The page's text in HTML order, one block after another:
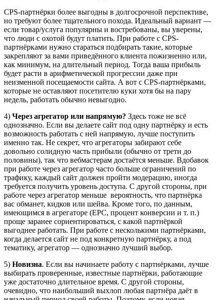
CPS-партнёрки более выгодны в долгосрочной перспективе,
но требуют более тщательного похода. Идеальный вариант —
если товар/услуга популярны и востребованы, вы уверены,
что люди с охотой будут платить. При работе с CPS-
партнёрками нужно стараться подбирать такие, которые
закрепляют за вами приведённого клиента пожизненно или,
как минимум, на длительный период. Тогда ваша прибыль
будет расти в арифметической прогрессии даже при
неизменной посещаемости сайта. А вот с CPS-партнёрками,
которые не оставляют посетителю куки хотя бы на пару
недель, работать обычно невыгодно.
4) Через агрегатор или напрямую? Здесь тоже не всё
однозначно. Если вы делаете сайт под одну партнёрку и есть
возможность работать с ней напрямую, лучше поступить
именно так. Не секрет, что агрегаторы забирают себе
довольно солидную часть прибыли (обычно от трети до
половины), так что вебмастерам достаётся меньше. Вдобавок
при работе через агрегатор часто больше ограничений по
трафику, каждый сайт должен пройти модерацию, иногда
требуется получить уровень доступа. С другой стороны, при
работе через агрегатор меньше вероятность, что партнёрка
вас обманет, кидков или шейва. Кроме того, по данным,
имеющимся в агрегаторе (EPC, процент конверсии и т. п.)
проще заранее сориентироваться, с какой партнёркой
выгоднее работать. При работе с несколькими партнёрками,
когда делается сайт не под конкретную партнёрку, а под
тематику, агрегатор — однозначно лучший выбор.
5) Новизна. Если вы начинаете работу с партнёрками, лучше
выбирать проверенные, известные партнёрки, работающие
уже достаточно длительное время. С другой стороны,
очевидно, что наибольший выхлоп любая партнёра даёт в